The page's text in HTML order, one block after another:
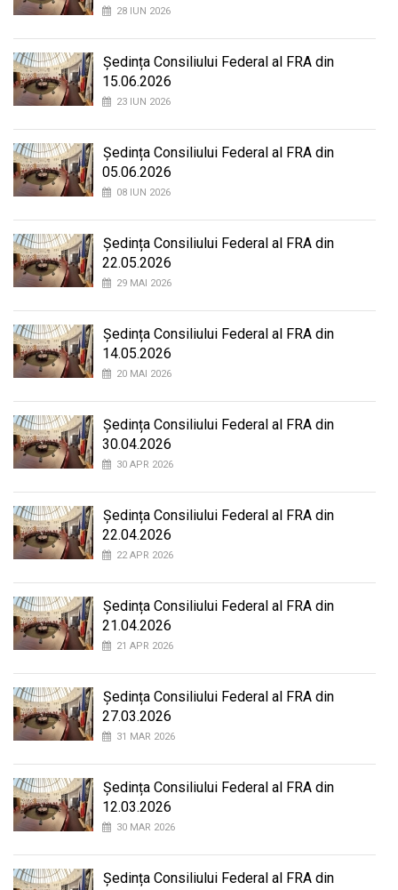
28 IUN 2026
Ședința Consiliului Federal al FRA din
15.06.2026
23 IUN 2026
Ședința Consiliului Federal al FRA din
05.06.2026
08 IUN 2026
Ședința Consiliului Federal al FRA din
22.05.2026
29 MAI 2026
Ședința Consiliului Federal al FRA din
14.05.2026
20 MAI 2026
Ședința Consiliului Federal al FRA din
30.04.2026
30 APR 2026
Ședința Consiliului Federal al FRA din
22.04.2026
22 APR 2026
Ședința Consiliului Federal al FRA din
21.04.2026
21 APR 2026
Ședința Consiliului Federal al FRA din
27.03.2026
31 MAR 2026
Ședința Consiliului Federal al FRA din
12.03.2026
30 MAR 2026
Ședința Consiliului Federal al FRA din